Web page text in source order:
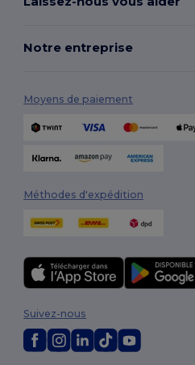
Notre entreprise
Moyens de paiement
Méthodes d'expédition
Suivez-nous